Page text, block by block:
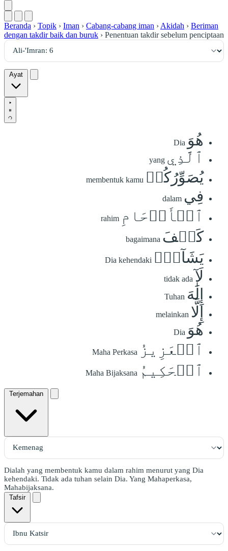
Beranda › Topik › Iman › Cabang-cabang iman › Akidah › Beriman
dengan takdir baik dan buruk › Penentuan takdir sebelum penciptaan
Ayat
هُوَ Dia
ٱلَّذِي yang
يُصَوِّرُكُمۡ membentuk kamu
فِي dalam
ٱلۡأَرۡحَامِ rahim
كَيۡفَ bagaimana
يَشَآءُۚ Dia kehendaki
لَآ tidak ada
إِلَٰهَ Tuhan
إِلَّا melainkan
هُوَ Dia
ٱلۡعَزِيزُ Maha Perkasa
ٱلۡحَكِيمُ Maha Bijaksana
Terjemahan
Dialah yang membentuk kamu dalam rahim menurut yang Dia
kehendaki. Tidak ada tuhan selain Dia. Yang Mahaperkasa,
Mahabijaksana.
Tafsir